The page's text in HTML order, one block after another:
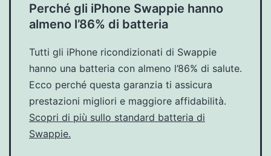
Perché gli iPhone Swappie hanno
almeno l’86% di batteria
Tutti gli iPhone ricondizionati di Swappie
hanno una batteria con almeno l’86% di salute.
Ecco perché questa garanzia ti assicura
prestazioni migliori e maggiore affidabilità.
Scopri di più sullo standard batteria di
Swappie.